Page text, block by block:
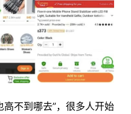
不到哪去”，很多人开始